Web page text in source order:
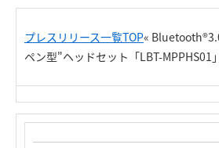
プレスリリース一覧TOP«
ペン型"ヘッドセット「LBT-MPPHS01